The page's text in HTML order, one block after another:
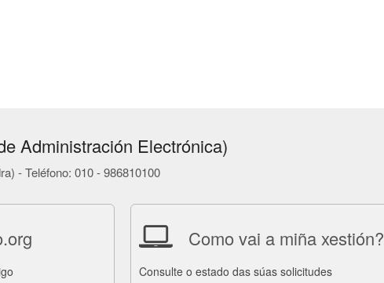
Administración Electrónica)
- Teléfono: 010 - 986810100
Como vai a miña xestión?
Consulte o estado das súas solicitudes